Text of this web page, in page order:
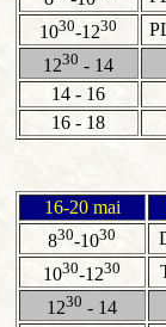
1030-1230
1230 - 14
14 - 16
16 - 18
16-20 mai
830-1030
1030-1230
1230 - 14